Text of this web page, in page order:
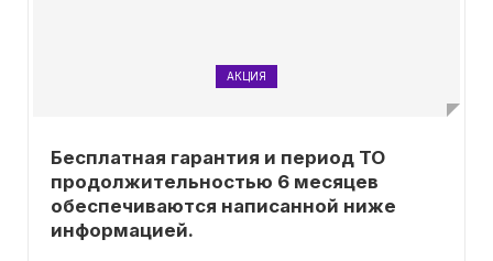
АКЦИЯ
Бесплатная гарантия и период ТО
продолжительностью 6 месяцев
обеспечиваются написанной ниже
информацией.